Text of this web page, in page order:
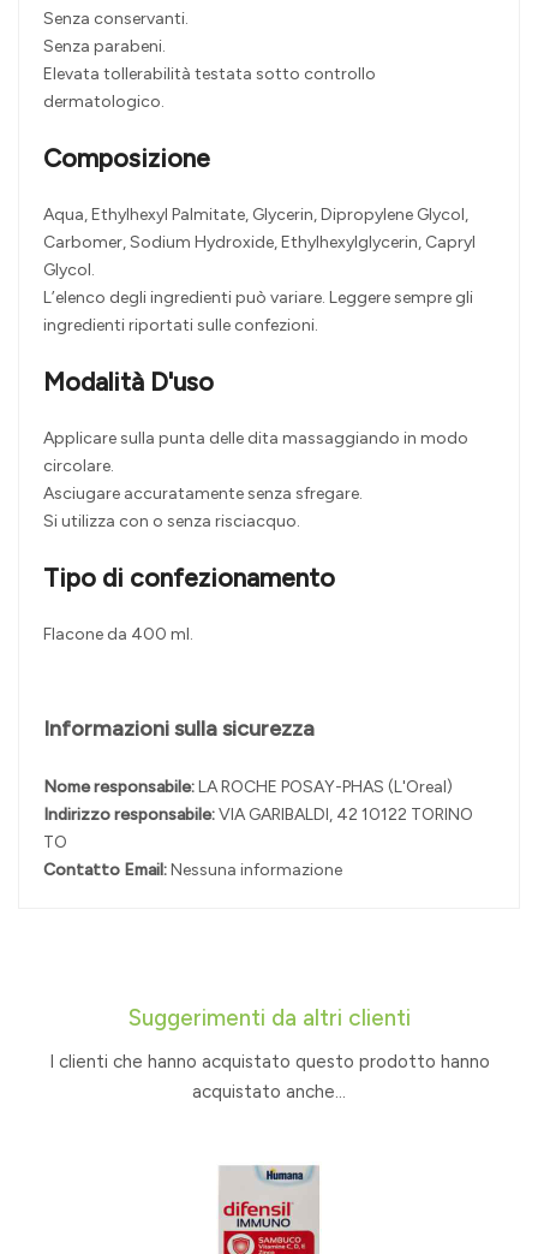
Senza conservanti.
Senza parabeni.
Elevata tollerabilità testata sotto controllo
dermatologico.
Composizione
Aqua, Ethylhexyl Palmitate, Glycerin, Dipropylene Glycol,
Carbomer, Sodium Hydroxide, Ethylhexylglycerin, Capryl
Glycol.
L’elenco degli ingredienti può variare. Leggere sempre gli
ingredienti riportati sulle confezioni.
Modalità D'uso
Applicare sulla punta delle dita massaggiando in modo
circolare.
Asciugare accuratamente senza sfregare.
Si utilizza con o senza risciacquo.
Tipo di confezionamento
Flacone da 400 ml.
Informazioni sulla sicurezza
Nome responsabile:LA ROCHE POSAY-PHAS (L'Oreal)
Indirizzo responsabile:VIA GARIBALDI, 42 10122 TORINO
TO
Contatto Email:Nessuna informazione
Suggerimenti da altri clienti
I clienti che hanno acquistato questo prodotto hanno
acquistato anche...